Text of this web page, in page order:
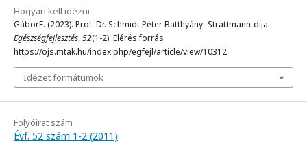
Hogyan kell idézni
GáborE. (2023). Prof. Dr. Schmidt Péter Batthyány–Strattmann-díja.
Egészségfejlesztés,52(1-2). Elérés forrás
https://ojs.mtak.hu/index.php/egfejl/article/view/10312
Idézet formátumok
Folyóirat szám
Évf. 52 szám 1-2 (2011)